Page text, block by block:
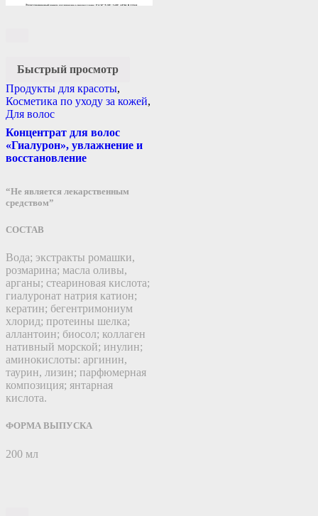
Быстрый просмотр
Продукты для красоты,
Косметика по уходу за кожей,
Для волос
Концентрат для волос
«Гиалурон», увлажнение и
восстановление
“Не является лекарственным
средством”
СОСТАВ
Вода; экстракты ромашки,
розмарина; масла оливы,
арганы; стеариновая кислота;
гиалуронат натрия катион;
кератин; бегентримониум
хлорид; протеины шелка;
аллантоин; биосол; коллаген
нативный морской; инулин;
аминокислоты: аргинин,
таурин, лизин; парфюмерная
композиция; янтарная
кислота.
ФОРМА ВЫПУСКА
200 мл